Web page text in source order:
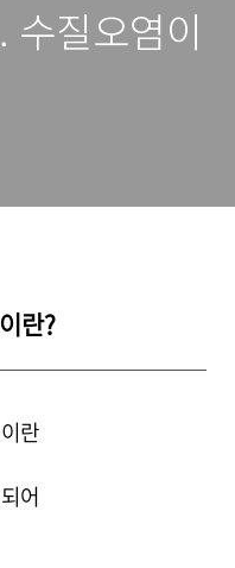
수질오염이
란?
란
어